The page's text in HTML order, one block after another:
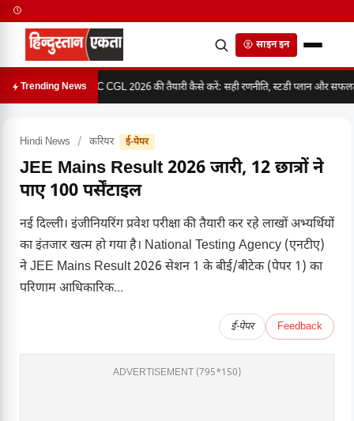
साइन इन
Trending NewsSSC CGL 2026 की तैयारी कैसे करें: सही रणनीति, स्टडी प्लान और
Hindi News / करियर ई-पेपर
JEE Mains Result 2026 जारी, 12 छात्रों ने
पाए 100 पर्सेंटाइल
नई दिल्ली। इंजीनियरिंग प्रवेश परीक्षा की तैयारी कर रहे लाखों अभ्यर्थियों
का इंतजार खत्म हो गया है। National Testing Agency (एनटीए)
ने JEE Mains Result 2026 सेशन 1 के बीई/बीटेक (पेपर 1) का
परिणाम आधिकारिक...
ई-पेपर Feedback
ADVERTISEMENT (795*150)